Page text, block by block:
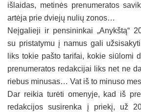
išlaidas, metinės prenumeratos
artėja prie dviejų nulių zonos…
Neįgalieji ir pensininkai „Anykštą“
su pristatymu į namus gali
liks tokie pašto tarifai, kokie siūlomi
prenumeratos redakcijai liks net ne
riebus minusas… Vat iš to minuso
Dar reikia turėti omenyje, kad iš
redakcijos susirenka į priekį, už